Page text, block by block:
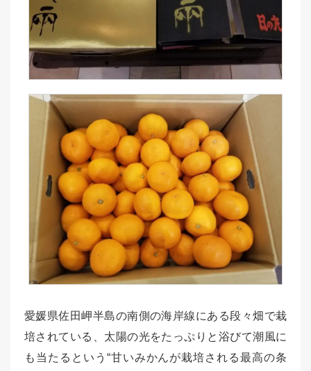
愛媛県佐田岬半島の南側の海岸線にある段々畑で栽
培されている、太陽の光をたっぷりと浴びて潮風に
も当たるという“甘いみかんが栽培される最高の条